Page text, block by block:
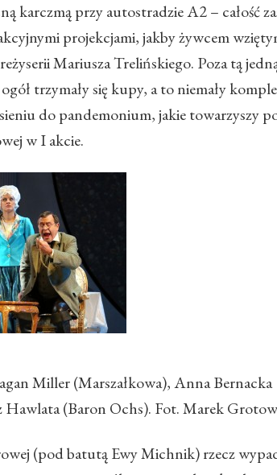
karczmą przy autostradzie A2 – całość
projekcjami, jakby żywcem
Mariusza Trelińskiego. Poza tą
trzymały się kupy, a to niemały
do pandemonium, jakie towarzyszy
w I akcie.
Miller (Marszałkowa), Anna Bernacka
Hawlata (Baron Ochs). Fot. Marek
(pod batutą Ewy Michnik) rzecz